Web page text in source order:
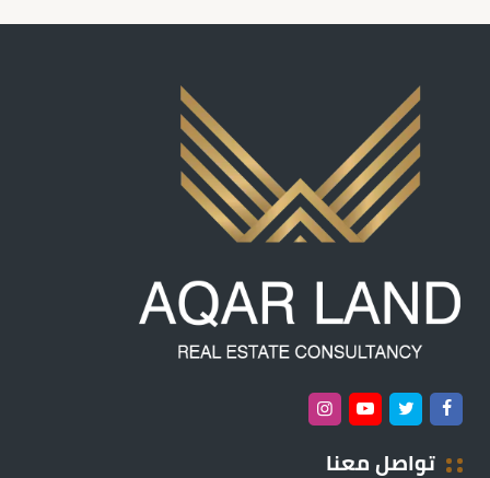
تواصل معنا